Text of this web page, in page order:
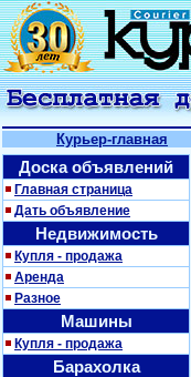
Курьер-главная
Доска объявлений
Главная страница
Дать объявление
Недвижимость
Купля - продажа
Аренда
Разное
Машины
Купля - продажа
Барахолка